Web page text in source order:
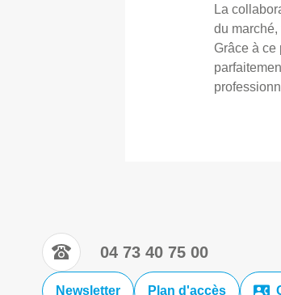
La
du
Grâce à
04 73 40 75 00
Newsletter Plan d'accès